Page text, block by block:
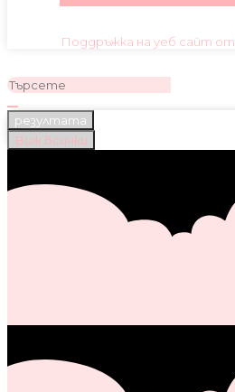
Поддръжка на уеб сайт от
резултата
Виж всички